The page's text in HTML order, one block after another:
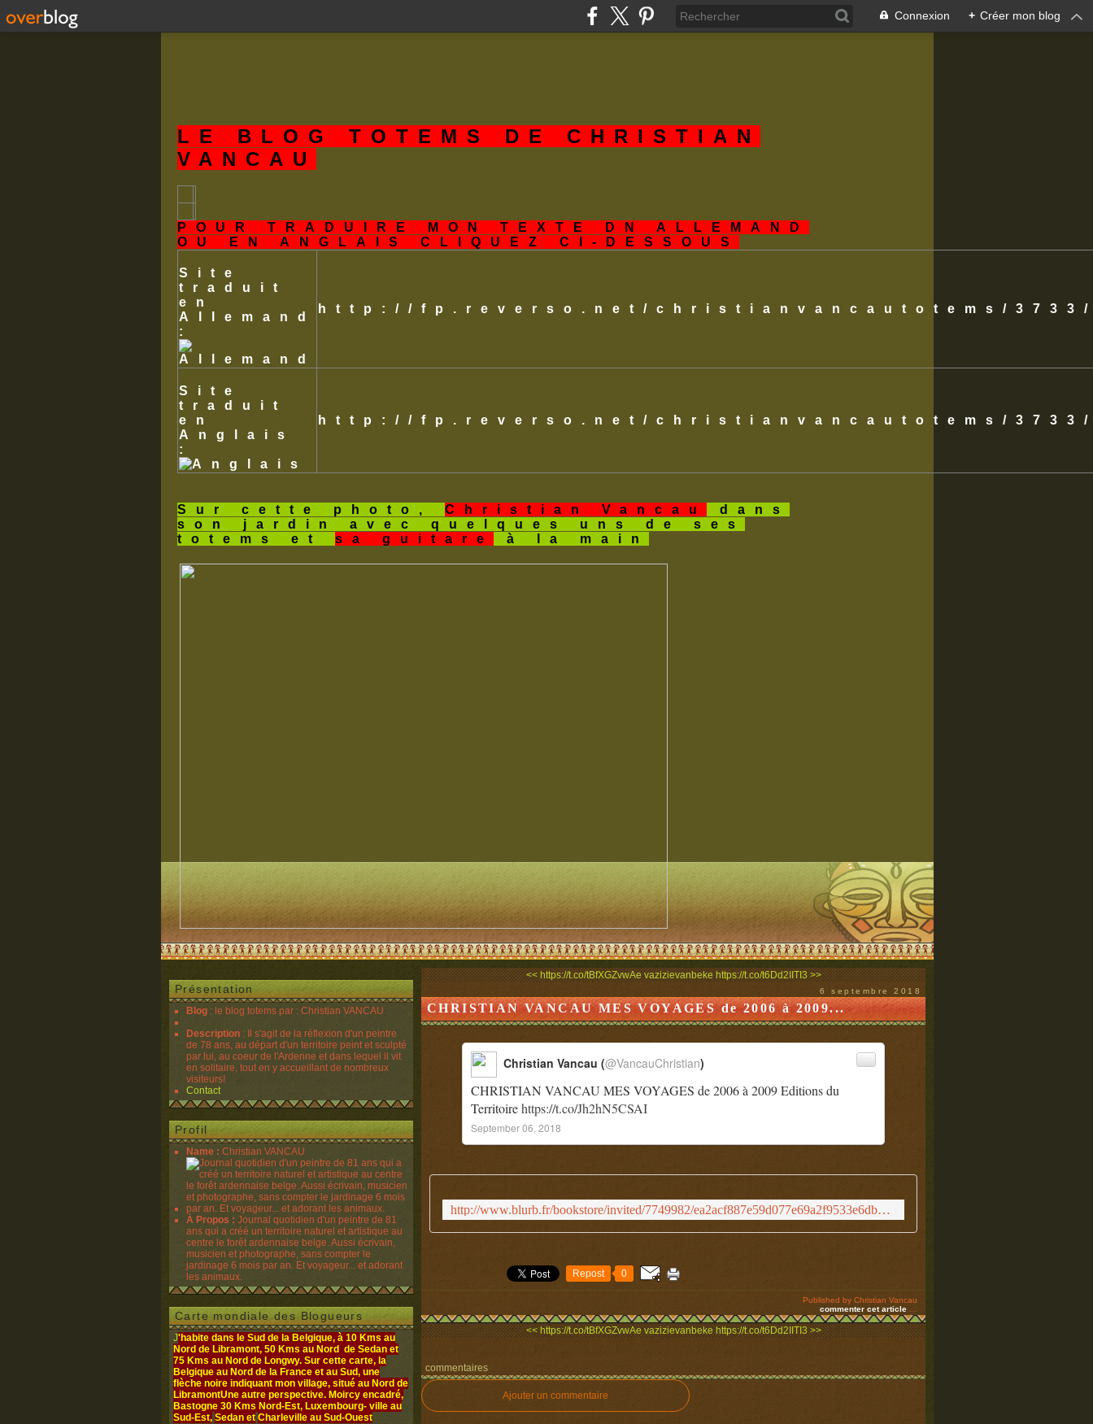
Connexion + Créer mon blog
LE BLOG TOTEMS DE CHRISTIAN
VANCAU
POUR TRADUIRE MON TEXTE DN ALLEMAND
OU EN ANGLAIS CLIQUEZ CI-DESSOUS
Site
traduit
en
Allemand
:
http://fp.reverso.net/christianvancautotems/
Site
traduit
en
Anglais
:
http://fp.reverso.net/christianvancautotems/
Sur cette photo, Christian Vancau
dans
son jardin avec quelques uns de ses
totems et sa guitare à la main
Présentation
Blog : le blog totems par : Christian VANCAU
Description : Il s'agit de la réflexion d'un peintre
de 78 ans, au départ d'un territoire peint et sculpté
par lui, au coeur de l'Ardenne et dans lequel il vit
en solitaire, tout en y accueillant de nombreux
visiteurs!
Contact
Profil
Name : Christian VANCAU
À Propos : Journal quotidien d'un peintre de 81
ans qui a créé un territoire naturel et artistique au
centre le forêt ardennaise belge. Aussi écrivain,
musicien et photographe, sans compter le
jardinage 6 mois par an. Et voyageur... et adorant
les animaux.
Carte mondiale des Blogueurs
J'habite dans le Sud de la Belgique, à 10 Kms au
Nord de Libramont, 50 Kms au Nord de Sedan et
75 Kms au Nord de Longwy. Sur cette carte, la
Belgique au Nord de la France et au Sud, une
flèche noire indiquant mon village, situé au Nord de
LibramontUne autre perspective. Moircy encadré,
Bastogne 30 Kms Nord-Est, Luxembourg- ville au
Sud-Est, Sedan et Charleville au Sud-Ouest
<< https://t.co/tBfXGZvwAe vazizievanbeke https://t.co/t6Dd2IITI3 >>
6 septembre 2018
CHRISTIAN VANCAU MES VOYAGES de 2006 à 2009...
CHRISTIAN VANCAU MES VOYAGES de 2006 à 2009 Editions du
Territoirehttps://t.co/Jh2hN5CSAI
Christian Vancau (@VancauChristian)
September 06, 2018
http://www.blurb.fr/bookstore/invited/7749982/ea2acf887e59d077e69a2f9533e6db2dd6a88f9c?utm_medium=social&utm_source=facebook&utm_campaign=bookstore-share
Repost 0
Published by Christian Vancau
commenter cet article
<< https://t.co/tBfXGZvwAe vazizievanbeke https://t.co/t6Dd2IITI3 >>
commentaires
Ajouter un commentaire